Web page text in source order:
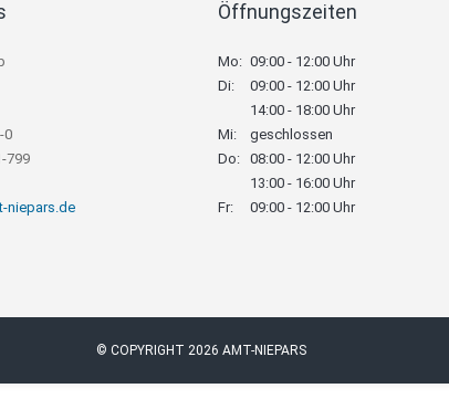
0
799
niepars.de
Öffnungszeiten
Mo: 09:00 - 12:00 Uhr
Di:
09:00 - 12:00 Uhr
14:00 - 18:00 Uhr
Mi:
geschlossen
Do: 08:00 - 12:00 Uhr
13:00 - 16:00 Uhr
Fr:
09:00 - 12:00 Uhr
© COPYRIGHT 2026 AMT-NIEPARS